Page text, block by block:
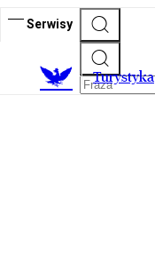
Serwisy
Turystyka